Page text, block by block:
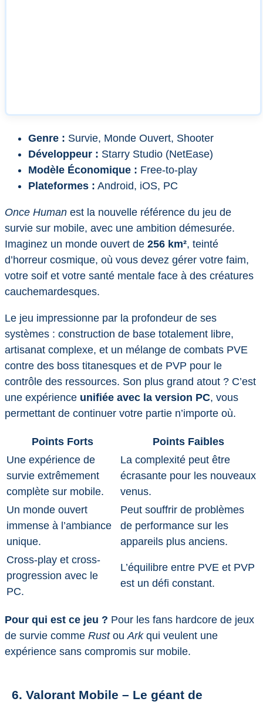
Genre : Survie, Monde Ouvert, Shooter
Développeur : Starry Studio (NetEase)
Modèle Économique : Free-to-play
Plateformes : Android, iOS, PC
Once Human est la nouvelle référence du jeu de
survie sur mobile, avec une ambition démesurée.
Imaginez un monde ouvert de 256 km², teinté
d’horreur cosmique, où vous devez gérer votre faim,
votre soif et votre santé mentale face à des créatures
cauchemardesques.
Le jeu impressionne par la profondeur de ses
systèmes : construction de base totalement libre,
artisanat complexe, et un mélange de combats PVE
contre des boss titanesques et de PVP pour le
contrôle des ressources. Son plus grand atout ? C’est
une expérience unifiée avec la version PC, vous
permettant de continuer votre partie n’importe où.
Points Forts
Points Faibles
Une expérience de
survie extrêmement
complète sur mobile.
La complexité peut être
écrasante pour les nouveaux
venus.
Un monde ouvert
immense à l’ambiance
unique.
Peut souffrir de problèmes
de performance sur les
appareils plus anciens.
Cross-play et cross-
progression avec le
PC.
L’équilibre entre PVE et PVP
est un défi constant.
Pour qui est ce jeu ? Pour les fans hardcore de jeux
de survie comme Rustou Arkqui veulent une
expérience sans compromis sur mobile.
6. Valorant Mobile – Le géant de